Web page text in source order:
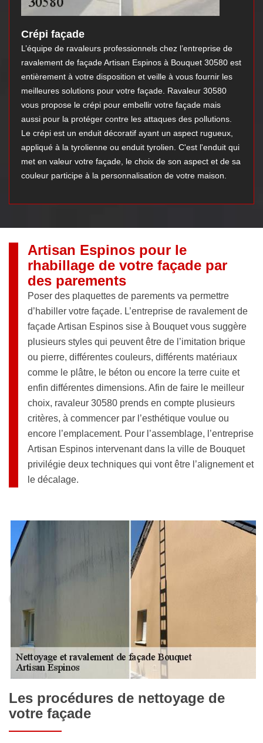
Crépi façade
L’équipe de ravaleurs professionnels chez l’entreprise de
ravalement de façade Artisan Espinos à Bouquet 30580 est
entièrement à votre disposition et veille à vous fournir les
meilleures solutions pour votre façade. Ravaleur 30580
vous propose le crépi pour embellir votre façade mais
aussi pour la protéger contre les attaques des pollutions.
Le crépi est un enduit décoratif ayant un aspect rugueux,
appliqué à la tyrolienne ou enduit tyrolien. C'est l'enduit qui
met en valeur votre façade, le choix de son aspect et de sa
couleur participe à la personnalisation de votre maison.
Artisan Espinos pour le
rhabillage de votre façade par
des parements
Poser des plaquettes de parements va permettre
d’habiller votre façade. L’entreprise de ravalement de
façade Artisan Espinos sise à Bouquet vous suggère
plusieurs styles qui peuvent être de l’imitation brique
ou pierre, différentes couleurs, différents matériaux
comme le plâtre, le béton ou encore la terre cuite et
enfin différentes dimensions. Afin de faire le meilleur
choix, ravaleur 30580 prends en compte plusieurs
critères, à commencer par l’esthétique voulue ou
encore l’emplacement. Pour l’assemblage, l’entreprise
Artisan Espinos intervenant dans la ville de Bouquet
privilégie deux techniques qui vont être l’alignement et
le décalage.
Les procédures de nettoyage de
votre façade